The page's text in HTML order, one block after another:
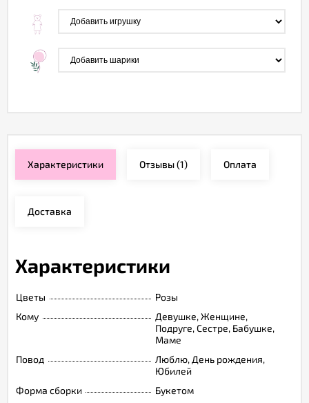
Характеристики Отзывы(1) Оплата
Доставка
Характеристики
Цветы
Розы
Кому
Девушке, Женщине,
Подруге, Сестре, Бабушке,
Маме
Повод
Люблю, День рождения,
Юбилей
Форма сборки
Букетом